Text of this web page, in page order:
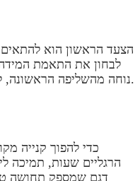
הצעד הראשון הוא להתאים
נוחה מהשליפה הראשונה, לא רק אחרי “תקופת הסתגלות”. כשבוחרים דגם עם מבנה איכותי, קל יותר לשמור על קצב אימון, להפחית אי־נוחות, וליהנות ממעבר חלק בין אימון לעבודה או סידורים.
כדי להפוך קנייה
הרגליים שעות, תמיכה
דגם שמספק תחושה